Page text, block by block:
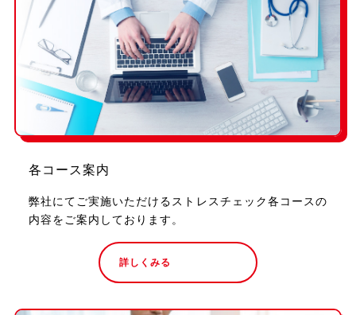
各コース案内
弊社にてご実施いただけるストレスチェック各コースの
内容をご案内しております。
詳しくみる